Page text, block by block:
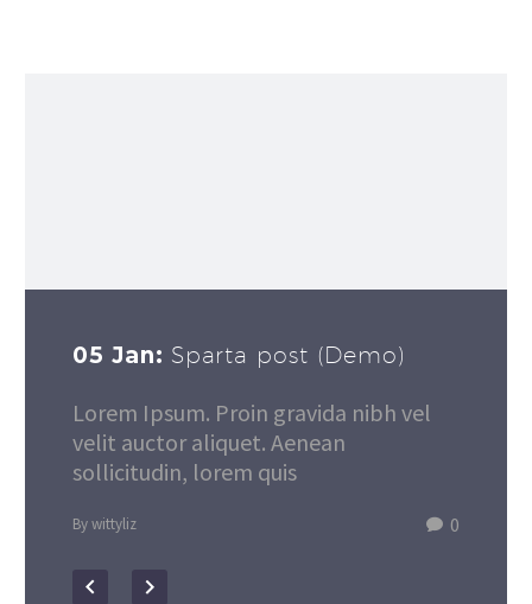
05 Jan: Sparta post (Demo)
Lorem Ipsum. Proin gravida nibh vel
velit auctor aliquet. Aenean
sollicitudin, lorem quis
0
By wittyliz